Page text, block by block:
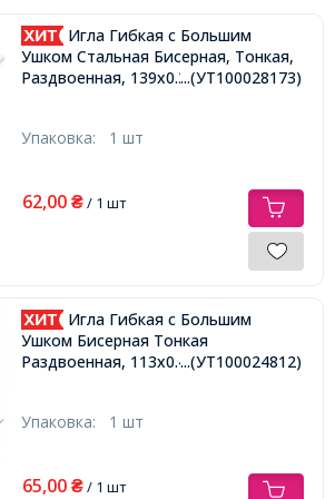
Игла Гибкая с Большим
Ушком Стальная Бисерная, Тонкая,
Раздвоенная, 139x0.3мм,...(УТ100028173)
Упаковка: 1 шт
62,00 ₴/ 1 шт
Игла Гибкая с Большим
Ушком Бисерная Тонкая
Раздвоенная, 113х0.4мм,...(УТ100024812)
Упаковка: 1 шт
65,00 ₴/ 1 шт